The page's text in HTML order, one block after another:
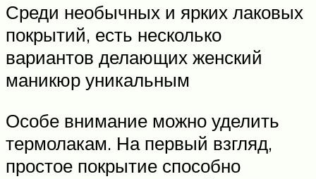
Среди необычных и ярких лаковых
покрытий, есть несколько
вариантов делающих женский
маникюр уникальным
Особе внимание можно уделить
термолакам. На первый взгляд,
простое покрытие способно